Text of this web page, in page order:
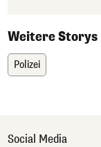
Weitere Storys
Polizei
Social Media